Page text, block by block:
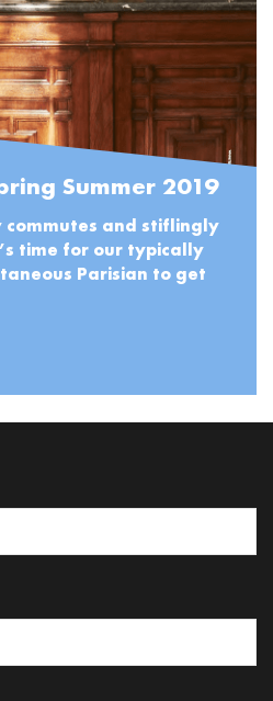
Summer 2019
commutes and stiflingly
time for our typically
Parisian to get